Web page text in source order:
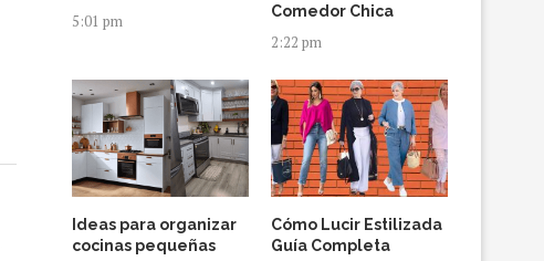
5:01 pm
Comedor Chica
2:22 pm
Ideas para organizar
cocinas pequeñas
Cómo Lucir Estilizada
Guía Completa